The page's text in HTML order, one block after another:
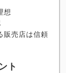
想
販売店は信頼
ト